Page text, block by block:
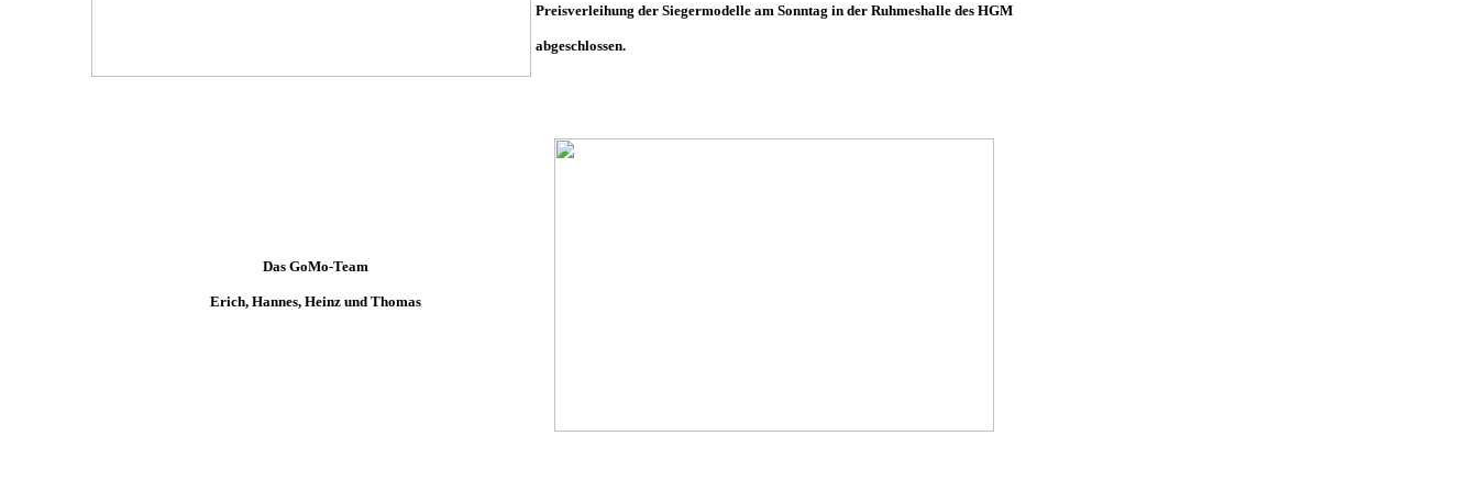
Preisverleihung der Siegermodelle am Sonntag in der Ruhmeshalle des HGM
abgeschlossen.
Das GoMo-Team
Erich, Hannes, Heinz und Thomas